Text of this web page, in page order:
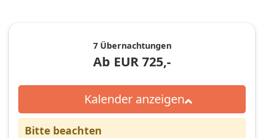
7 Übernachtungen
Ab EUR 725,-
Kalender anzeigen
Bitte beachten